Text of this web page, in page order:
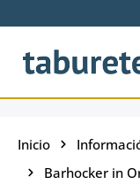
Saltar al contenido
Inicio
Barhocker in